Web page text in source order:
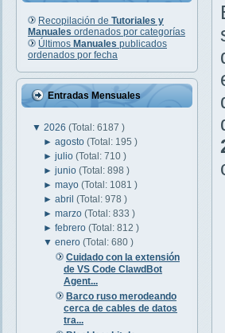
Recopilación de Tutoriales y
Manuales ordenados por categorías
Últimos Manuales publicados
ordenados por fecha
Entradas Mensuales
▼ 2026 (Total: 6187 )
►agosto(Total: 195 )
►julio(Total: 710 )
►junio(Total: 898 )
►mayo(Total: 1081 )
►abril(Total: 978 )
►marzo(Total: 833 )
►febrero(Total: 812 )
▼enero(Total: 680 )
Cuidado con la extensión
de VS Code ClawdBot
Agent...
Barco ruso merodeando
cerca de cables de datos
tra...